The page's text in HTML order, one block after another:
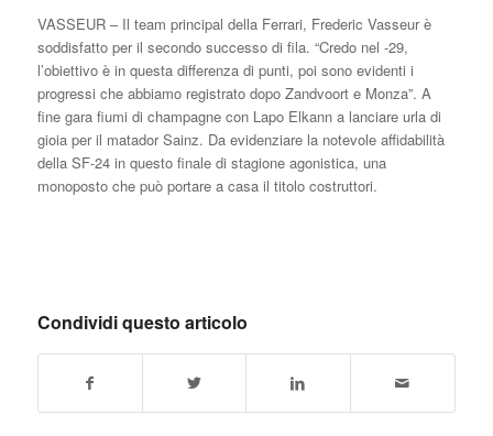
VASSEUR – Il team principal della Ferrari, Frederic Vasseur è
soddisfatto per il secondo successo di fila. “Credo nel -29,
l’obiettivo è in questa differenza di punti, poi sono evidenti i
progressi che abbiamo registrato dopo Zandvoort e Monza”. A
fine gara fiumi di champagne con Lapo Elkann a lanciare urla di
gioia per il matador Sainz. Da evidenziare la notevole affidabilità
della SF-24 in questo finale di stagione agonistica, una
monoposto che può portare a casa il titolo costruttori.
Condividi questo articolo